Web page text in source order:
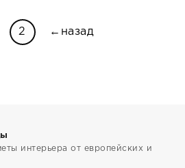
2 ←назад
интерьера от европейских и